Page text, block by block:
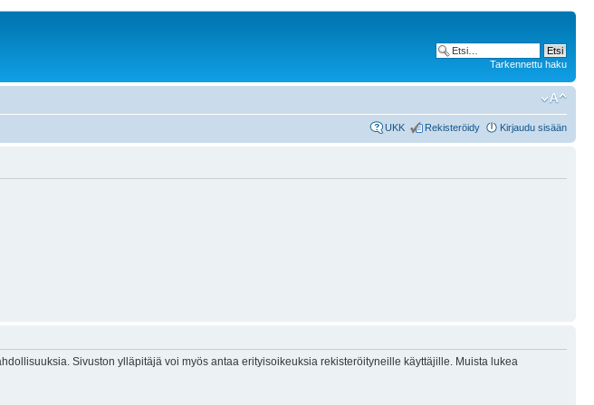
Tarkennettu haku
UKK Rekisteröidy Kirjaudu sisään
Sivuston ylläpitäjä voi myös antaa erityisoikeuksia rekisteröityneille käyttäjille. Muista lukea